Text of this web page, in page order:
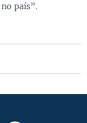
país”.